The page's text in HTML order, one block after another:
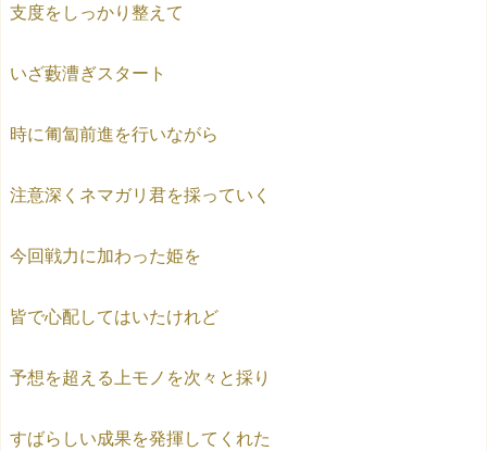
支度をしっかり整えて
いざ藪漕ぎスタート
時に匍匐前進を行いながら
注意深くネマガリ君を採っていく
今回戦力に加わった姫を
皆で心配してはいたけれど
予想を超える上モノを次々と採り
すばらしい成果を発揮してくれた